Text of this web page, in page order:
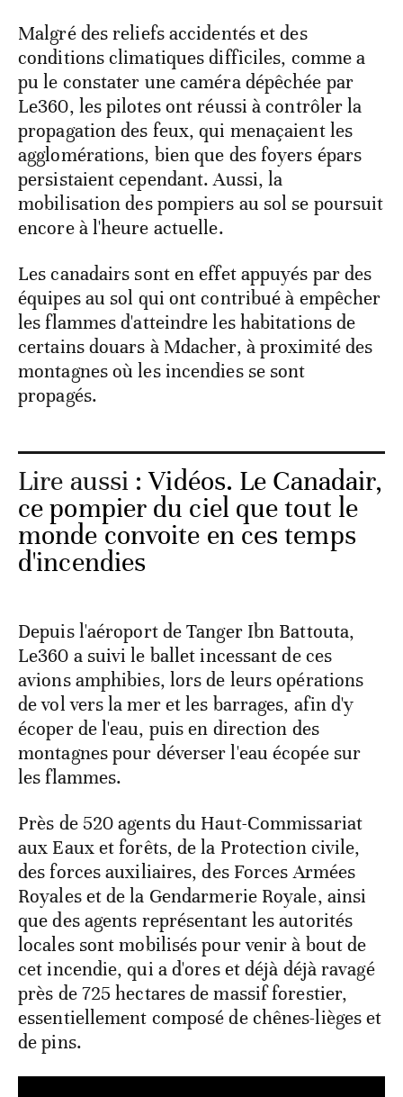
Malgré des reliefs accidentés et des
conditions climatiques difficiles, comme a
pu le constater une caméra dépêchée par
Le360, les pilotes ont réussi à contrôler la
propagation des feux, qui menaçaient les
agglomérations, bien que des foyers épars
persistaient cependant. Aussi, la
mobilisation des pompiers au sol se poursuit
encore à l'heure actuelle.
Les canadairs sont en effet appuyés par des
équipes au sol qui ont contribué à empêcher
les flammes d'atteindre les habitations de
certains douars à Mdacher, à proximité des
montagnes où les incendies se sont
propagés.
Lire aussi :Vidéos. Le Canadair,
ce pompier du ciel que tout le
monde convoite en ces temps
d'incendies
Depuis l'aéroport de Tanger Ibn Battouta,
Le360 a suivi le ballet incessant de ces
avions amphibies, lors de leurs opérations
de vol vers la mer et les barrages, afin d'y
écoper de l'eau, puis en direction des
montagnes pour déverser l'eau écopée sur
les flammes.
Près de 520 agents du Haut-Commissariat
aux Eaux et forêts, de la Protection civile,
des forces auxiliaires, des Forces Armées
Royales et de la Gendarmerie Royale, ainsi
que des agents représentant les autorités
locales sont mobilisés pour venir à bout de
cet incendie, qui a d'ores et déjà déjà ravagé
près de 725 hectares de massif forestier,
essentiellement composé de chênes-lièges et
de pins.